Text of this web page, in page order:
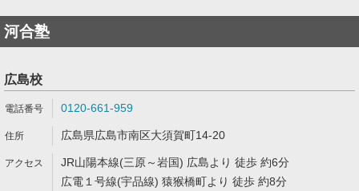
河合塾
広島校
0120-661-959
広島県広島市南区大須賀町14-20
JR山陽本線(三原～岩国) 広島より 徒歩 約6分
広電１号線(宇品線) 猿猴橋町より 徒歩 約8分